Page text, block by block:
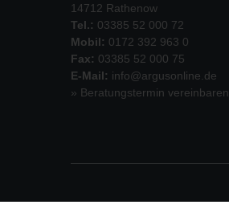
14712 Rathenow
Tel.: 03385 52 000 72
Mobil: 0172 392 963 0
Fax: 03385 52 000 75
E-Mail: info@argusonline.de
» Beratungstermin vereinbaren